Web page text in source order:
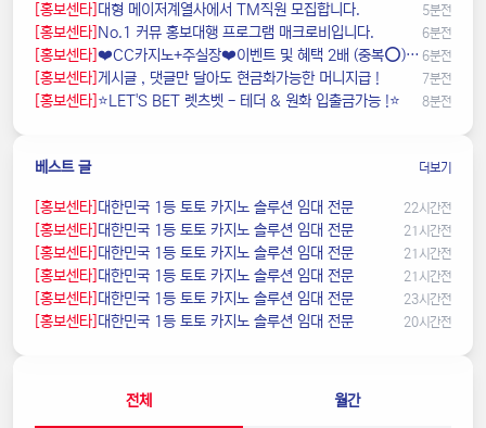
[홍보센타] ️️대형 메이저계열사에서 TM직원 모집합니다. 5분전
[홍보센타] ️️No.1 커뮤 홍보대행 프️로그램 매크로비입니다. 6분전
[홍보센타] ❤️CC️카지노+주실장❤️이벤트 및 혜택 2배 (중복⭕️)❤️탄탄한 자본, 무사고 ✅빠른충환✅ 6분전
[홍보센타] ️️게시글 , 댓글만 달아도 현금화가능한 머니지급 ! 7분전
[홍보센타] ⭐️LET'S BET 렛츠벳 - 테더 & 원화 입출금가능 !⭐️ 8분전
베스트 글 더보기
[홍보센타] ️대한민국️ 1등 토토 카지노 솔루션 임대 전문 22시간전
[홍보센타] ️대한민국️ 1등 토토 카지노 솔루션 임대 전문 21시간전
[홍보센타] ️대한민국️ 1등 토토 카지노 솔루션 임대 전문 21시간전
[홍보센타] ️대한민국️ 1등 토토 카지노 솔루션 임대 전문 21시간전
[홍보센타] ️대한민국️ 1등 토토 카지노 솔루션 임대 전문 23시간전
[홍보센타] ️대한민국️ 1등 토토 카지노 솔루션 임대 전문 20시간전
전체 월간